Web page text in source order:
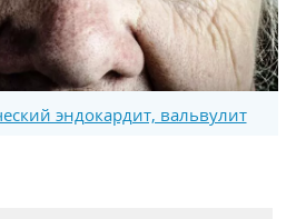
эндокардит, вальвулит